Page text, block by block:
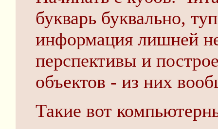
букварь буквально,
информация лишней
перспективы и
объектов - из них
Такие вот